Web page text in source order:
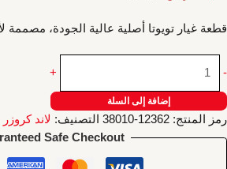
قطعة غيار تويوتا أصلية عالية الجودة، مصممة
-
كرسي
يسار
جيب
+
إضافة إلى السلة
رمز المنتج: 12362-38010 التصنيف: لاند كروزر
Safe Checkout